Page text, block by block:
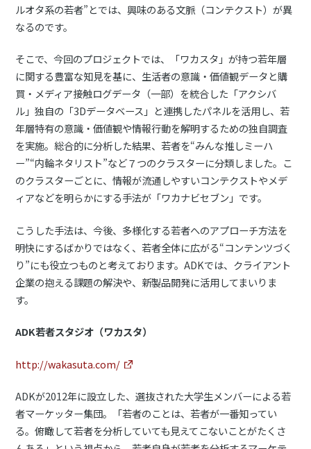
ルオタ系の若者”とでは、興味のある文脈（コンテクスト）が異
なるのです。
そこで、今回のプロジェクトでは、「ワカスタ」が持つ若年層
に関する豊富な知見を基に、生活者の意識・価値観データと購
買・メディア接触ログデータ（一部）を統合した「アクシバ
ル」独自の「3Dデータベース」と連携したパネルを活用し、若
年層特有の意識・価値観や情報行動を解明するための独自調査
を実施。総合的に分析した結果、若者を“みんな推しミーハ
ー”“内輪ネタリスト”など７つのクラスターに分類しました。こ
のクラスターごとに、情報が流通しやすいコンテクストやメデ
ィアなどを明らかにする手法が「ワカナビセブン」です。
こうした手法は、今後、多様化する若者へのアプローチ方法を
明快にするばかりではなく、若者全体に広がる“コンテンツづく
り”にも役立つものと考えております。ADKでは、クライアント
企業の抱える課題の解決や、新製品開発に活用してまいりま
す。
ADK若者スタジオ（ワカスタ）
http://wakasuta.com/
ADKが2012年に設立した、選抜された大学生メンバーによる若
者マーケッター集団。「若者のことは、若者が一番知ってい
る。俯瞰して若者を分析していても見えてこないことがたくさ